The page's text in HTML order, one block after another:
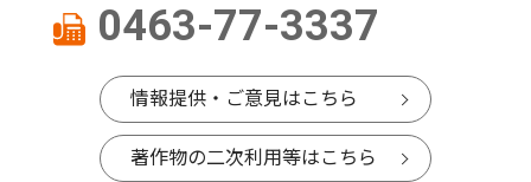
0463-77-3337
情報提供・ご意見はこちら
著作物の二次利用等はこちら